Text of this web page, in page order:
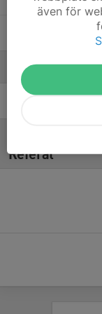
Vide Sandell
Ledare
Referat
även för